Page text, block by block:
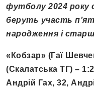
футболу 2024 року
беруть участь
народження і
«Кобзар» (Гаї
(Скалатська ТГ) –
Андрій Гах, 32,